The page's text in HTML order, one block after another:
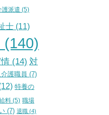
護派遣 (5)
士 (11)
(140)
(14) 対
護職員 (7)
特養の
料 (5) 職場
(7) 退職 (4)